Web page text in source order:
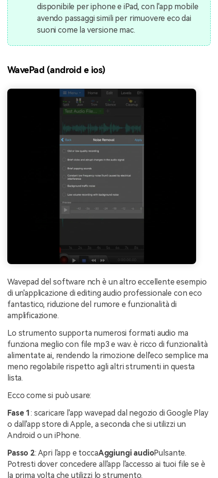
disponibile per iphone e iPad, con l'app mobile
avendo passaggi simili per rimuovere eco dai
suoni come la versione mac.
WavePad (android e ios)
Wavepad del software nch è un altro eccellente esempio
di un'applicazione di editing audio professionale con eco
fantastico, riduzione del rumore e funzionalità di
amplificazione.
Lo strumento supporta numerosi formati audio ma
funziona meglio con file mp3 e wav. è ricco di funzionalità
alimentate ai, rendendo la rimozione dell'eco semplice ma
meno regolabile rispetto agli altri strumenti in questa
lista.
Ecco come si può usare:
Fase 1: scaricare l'app wavepad dal negozio di Google Play
o dall'app store di Apple, a seconda che si utilizzi un
Android o un iPhone.
Passo 2: Apri l'app e toccaAggiungi audioPulsante.
Potresti dover concedere all'app l'accesso ai tuoi file se è
la prima volta che utilizzi lo strumento.